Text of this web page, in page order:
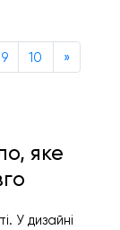
9 10 »Next
яке
У дизайні